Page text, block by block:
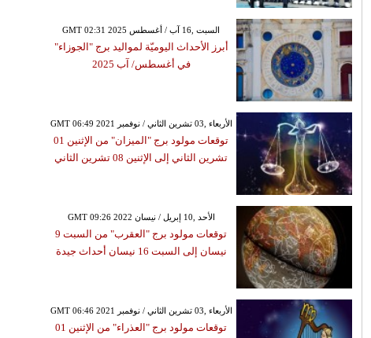
GMT 02:31 2025 السبت ,16 آب / أغسطس
أبرز الأحداث اليوميّة لمواليد برج "الجوزاء"
في أغسطس/ آب 2025
GMT 06:49 2021 الأربعاء ,03 تشرين الثاني / نوفمبر
توقعات مولود برج "الميزان" من الإثنين 01
تشرين الثاني إلى الإثنين 08 تشرين الثاني
GMT 09:26 2022 الأحد ,10 إبريل / نيسان
توقعات مولود برج "العقرب" من السبت 9
نيسان إلى السبت 16 نيسان أحداث جيدة
GMT 06:46 2021 الأربعاء ,03 تشرين الثاني / نوفمبر
توقعات مولود برج "العذراء" من الإثنين 01